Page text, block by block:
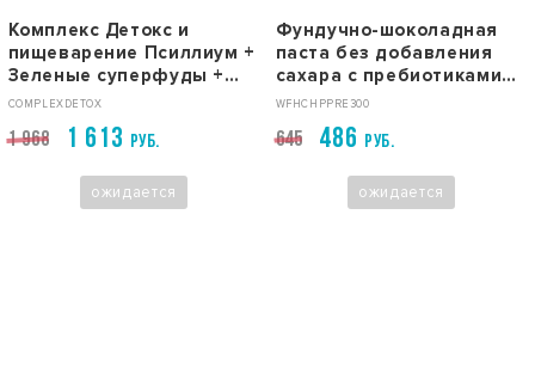
Комплекс Детокс и
пищеварение Псиллиум +
Зеленые суперфуды +
Пребиотики и пробиотики
COMPLEXDETOX
1 968 1 613 РУБ.
ожидается
Фундучно-шоколадная
паста без добавления
сахара с пребиотиками
WOWFOODS, 300 мл
WFHCHPPRE300
645 486 РУБ.
ожидается